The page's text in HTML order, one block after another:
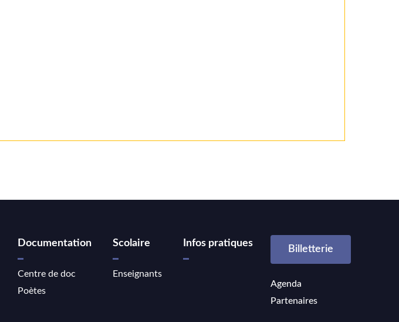
Documentation
Centre de doc
Poètes
Scolaire
Enseignants
Infos pratiques
Billetterie
Agenda
Partenaires